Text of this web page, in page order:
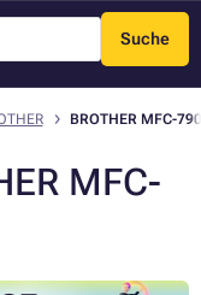
Suche
Menü
BROTHER MFC-
MFC-